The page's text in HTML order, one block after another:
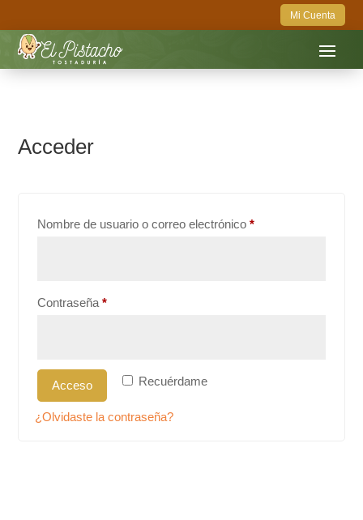
Mi Cuenta
Acceder
Nombre de usuario o correo electrónico*Obligatorio
Contraseña*Obligatorio
Recuérdame
Acceso
¿Olvidaste la contraseña?